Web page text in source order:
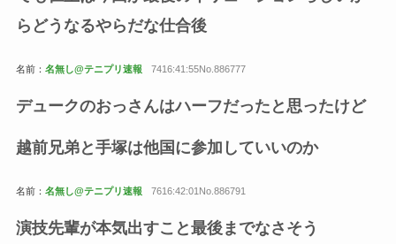
らどうなるやらだな仕合後
名前： 名無し@テニプリ速報 7416:41:55No.886777
デュークのおっさんはハーフだったと思ったけど
越前兄弟と手塚は他国に参加していいのか
名前： 名無し@テニプリ速報 7616:42:01No.886791
演技先輩が本気出すこと最後までなさそう